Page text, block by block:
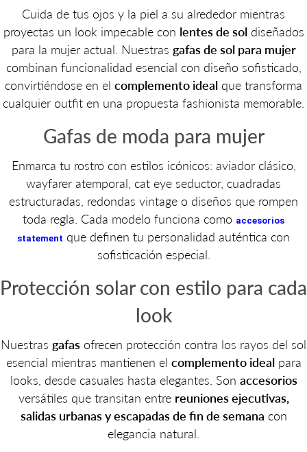
Cuida de tus ojos y la piel a su alrededor mientras
proyectas un look impecable con lentes de soldiseñados
para la mujer actual. Nuestras gafas de sol para mujer
combinan funcionalidad esencial con diseño sofisticado,
convirtiéndose en el complemento ideal que transforma
cualquier outfit en una propuesta fashionista memorable.
Gafas de moda para mujer
Enmarca tu rostro con estilos icónicos: aviador clásico,
wayfarer atemporal, cat eye seductor, cuadradas
estructuradas, redondas vintage o diseños que rompen
toda regla. Cada modelo funciona como accesorios
statement que definen tu personalidad auténtica con
sofisticación especial.
Protección solar con estilo para cada
look
Nuestras gafas ofrecen protección contra los rayos del sol
esencial mientras mantienen el complemento idealpara
looks, desde casuales hasta elegantes. Son accesorios
versátiles que transitan entre reuniones ejecutivas,
salidas urbanas y escapadas de fin de semana con
elegancia natural.